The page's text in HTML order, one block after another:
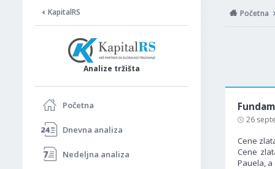
KapitalRS
Analize tržišta
Početna
Dnevna analiza
Nedeljna analiza
Početna
26
Cene
Cene
Pauela,